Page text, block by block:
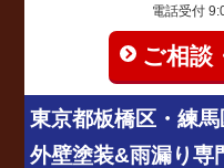
電話受付
ご相談
東京都板橋区・練
外壁塗装&雨漏り専